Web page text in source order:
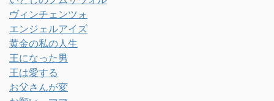
ヴィンチェンツォ
エンジェルアイズ
黄金の私の人生
王になった男
王は愛する
お父さんが変